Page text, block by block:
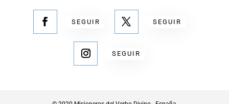
SEGUIR SEGUIR
SEGUIR